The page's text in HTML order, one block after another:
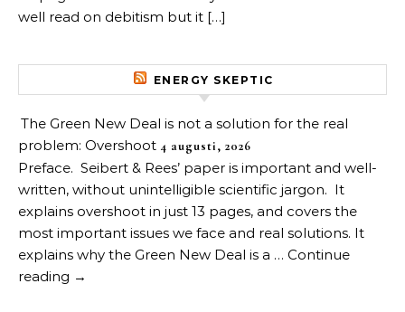
well read on debitism but it […]
ENERGY SKEPTIC
The Green New Deal is not a solution for the real
problem: Overshoot 4 augusti, 2026
Preface. Seibert & Rees’ paper is important and well-
written, without unintelligible scientific jargon. It
explains overshoot in just 13 pages, and covers the
most important issues we face and real solutions. It
explains why the Green New Deal is a … Continue
reading →